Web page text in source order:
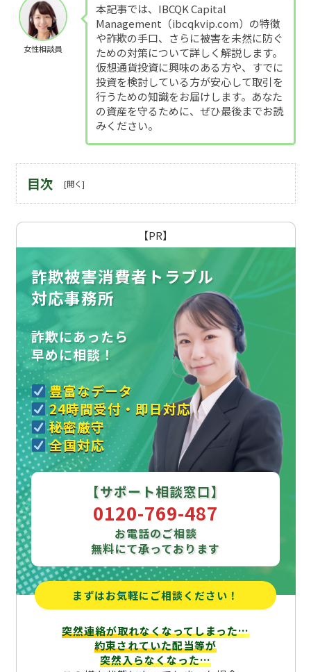
女性相談員
本記事では、IBCQK Capital
Management（ibcqkvip.com）の特徴
や詐欺の手口、さらに被害を未然に防ぐ
ための対策について詳しく解説します。
仮想通貨投資に興味のある方や、すでに
投資を検討している方が安心して取引を
行うための知識をお届けします。あなた
の資産を守るために、ぜひ最後までお読
みください。
目次
【PR】
詐欺被害消費者トラブル
対応事務所
詐欺にあったら
早めに相談！
豊富なデータ
24時間受付・即日対応
秘密厳守
全国対応
【サポート相談窓口】
0120-769-487
お電話のご相談
無料にて承っております
まずはお気軽にご相談ください！
突然連絡が取れなくなってしまった…
約束されていた配当等が
突然入らなくなった…